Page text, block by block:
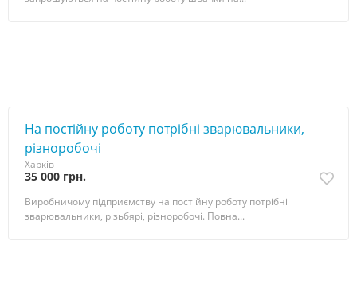
На постійну роботу потрібні зварювальники,
різноробочі
Харків
35 000 грн.
Виробничому підприємству на постійну роботу потрібні
зварювальники, різьбярі, різноробочі. Повна...